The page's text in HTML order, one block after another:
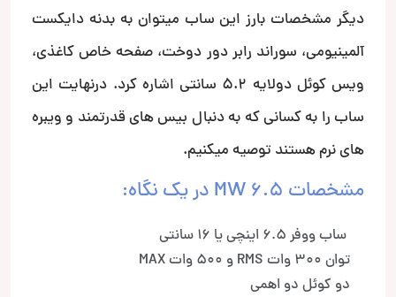
دیگر مشخصات بارز این ساب میتوان به بدنه دایکست
آلمینیومی، سوراند رابر دور دوخت، صفحه خاص کاغذی،
ویس کوئل دولایه 5.2 سانتی اشاره کرد. درنهایت این
ساب را به کسانی که به دنبال بیس های قدرتمند و ویبره
های نرم هستند توصیه میکنیم.
مشخصات MW 6.5 در یک نگاه:
ساب ووفر 6.5 اینچی یا 16 سانتی
توان 300 وات RMS و 500 وات MAX
دو کوئل دو اهمی